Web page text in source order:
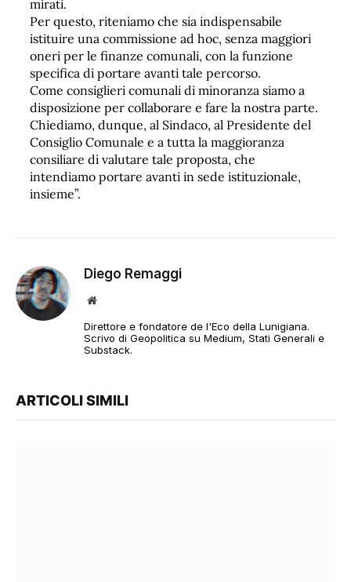
mirati.
Per questo, riteniamo che sia indispensabile
istituire una commissione ad hoc, senza maggiori
oneri per le finanze comunali, con la funzione
specifica di portare avanti tale percorso.
Come consiglieri comunali di minoranza siamo a
disposizione per collaborare e fare la nostra parte.
Chiediamo, dunque, al Sindaco, al Presidente del
Consiglio Comunale e a tutta la maggioranza
consiliare di valutare tale proposta, che
intendiamo portare avanti in sede istituzionale,
insieme”.
Diego Remaggi
Sito
Direttore e fondatore de l'Eco della Lunigiana.
Scrivo di Geopolitica su Medium, Stati Generali e
Substack.
ARTICOLI SIMILI